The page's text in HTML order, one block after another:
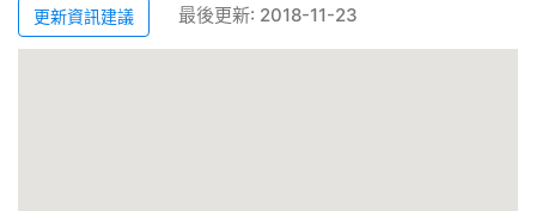
更新資訊建議 最後更新: 2018-11-23